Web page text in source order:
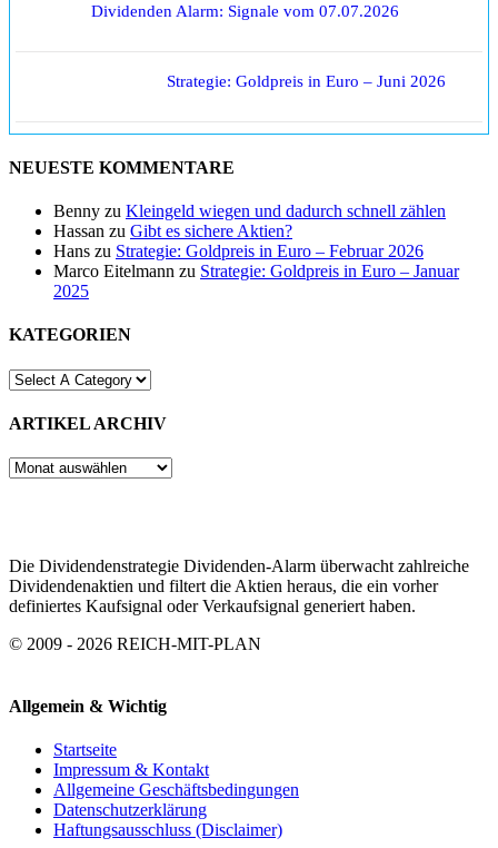
Dividenden Alarm: Signale vom 07.07.2026
Strategie: Goldpreis in Euro – Juni 2026
NEUESTE KOMMENTARE
Benny zu Kleingeld wiegen und dadurch schnell zählen
Hassan zu Gibt es sichere Aktien?
Hans zu Strategie: Goldpreis in Euro – Februar 2026
Marco Eitelmann zu Strategie: Goldpreis in Euro – Januar
2025
KATEGORIEN
ARTIKEL ARCHIV
ARTIKEL
Die Dividendenstrategie Dividenden-Alarm überwacht zahlreiche
Dividendenaktien und filtert die Aktien heraus, die ein vorher
definiertes Kaufsignal oder Verkaufsignal generiert haben.
© 2009 - 2026 REICH-MIT-PLAN
Allgemein & Wichtig
Startseite
Impressum & Kontakt
Allgemeine Geschäftsbedingungen
Datenschutzerklärung
Haftungsausschluss (Disclaimer)